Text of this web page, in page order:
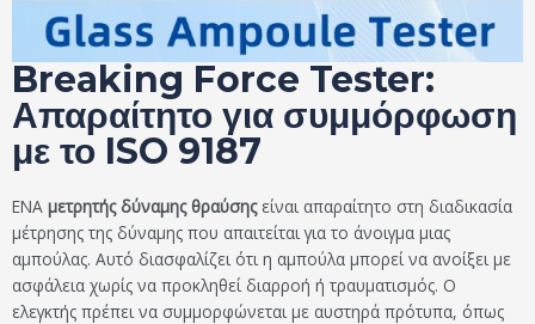
Breaking Force Tester:
Απαραίτητο για συμμόρφωση
με το ISO 9187
ΕΝΑ μετρητής δύναμης θραύσηςείναι απαραίτητο στη διαδικασία
μέτρησης της δύναμης που απαιτείται για το άνοιγμα μιας
αμπούλας. Αυτό διασφαλίζει ότι η αμπούλα μπορεί να ανοίξει με
ασφάλεια χωρίς να προκληθεί διαρροή ή τραυματισμός. Ο
ελεγκτής πρέπει να συμμορφώνεται με αυστηρά πρότυπα, όπως